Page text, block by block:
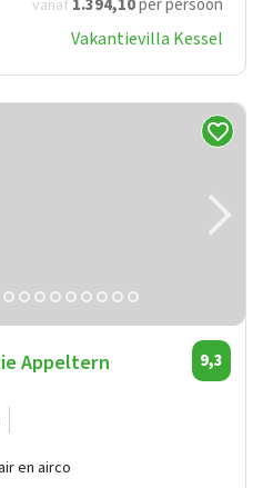
vanaf 1.394,10per persoon
Vakantievilla Kessel
Appeltern 9,3
en airco